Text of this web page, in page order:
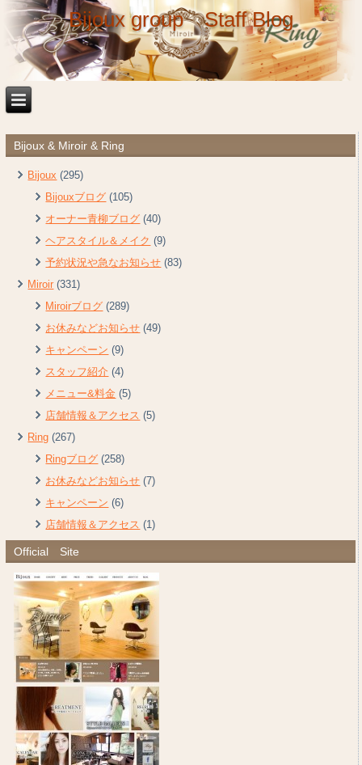
Bijoux group Staff Blog
Bijoux & Miroir & Ring
Bijoux (295)
Bijouxブログ (105)
オーナー青柳ブログ (40)
ヘアスタイル＆メイク (9)
予約状況や急なお知らせ (83)
Miroir (331)
Miroirブログ (289)
お休みなどお知らせ (49)
キャンペーン (9)
スタッフ紹介 (4)
メニュー&料金 (5)
店舗情報＆アクセス (5)
Ring (267)
Ringブログ (258)
お休みなどお知らせ (7)
キャンペーン (6)
店舗情報＆アクセス (1)
Official Site